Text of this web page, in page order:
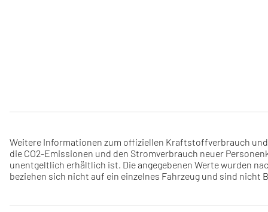
Weitere Informationen zum offiziellen Kraftstoffverbrauch
die CO2-Emissionen und den Stromverbrauch neuer
unentgeltlich erhältlich ist. Die angegebenen Werte wurden
beziehen sich nicht auf ein einzelnes Fahrzeug und sind nicht